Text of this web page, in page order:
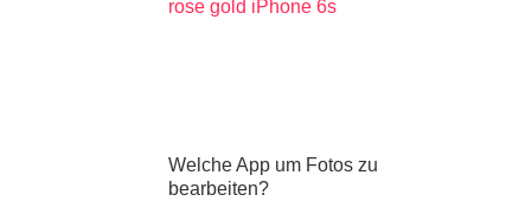
Welche App um Fotos zu
bearbeiten?